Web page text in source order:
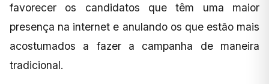
favorecer os candidatos que têm uma maior
presença na internet e anulando os que estão mais
acostumados a fazer a campanha de maneira
tradicional.